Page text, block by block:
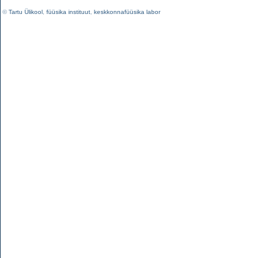
©Tartu Ülikool füüsika instituut keskkonnafüüsika labor